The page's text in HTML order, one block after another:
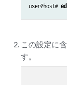
user@host#
この設定に
す。